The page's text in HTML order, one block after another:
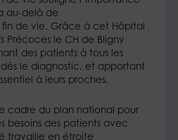
au-delà de
de vie. Grâce à cet Hôpital
Précoces le CH de Bligny
des patients à tous les
le diagnostic, et apportant
à leurs proches.
cadre du plan national pour
besoins des patients avec
travaille en étroite